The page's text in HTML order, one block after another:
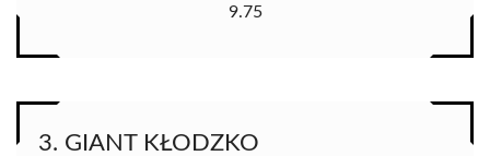
9.75
3. GIANT KŁODZKO